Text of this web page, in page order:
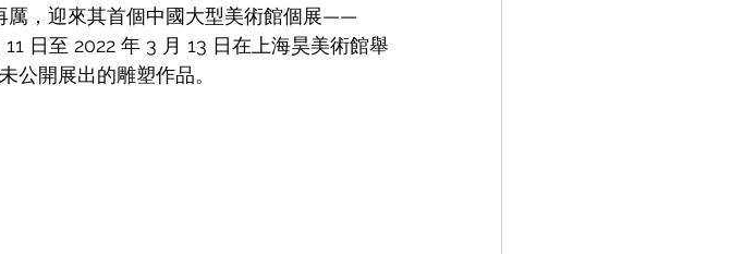
厲，迎來其首個中國大型美術館個展——
日至 2022 年 3 月 13 日在上海昊美術館舉
公開展出的雕塑作品。